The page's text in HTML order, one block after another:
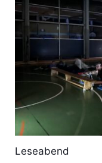
Leseabend